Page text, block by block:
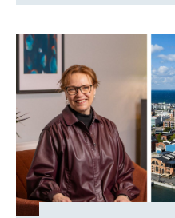
behovet av tillit, tydlig
sak: framtidens
som lyckas stärka
Skånes Dansteater